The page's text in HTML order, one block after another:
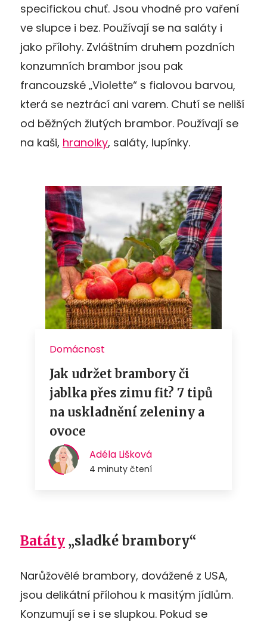
specifickou chuť. Jsou vhodné pro vaření
ve slupce i bez. Používají se na saláty i
jako přílohy. Zvláštním druhem pozdních
konzumních brambor jsou pak
francouzské „Violette“ s fialovou barvou,
která se neztrácí ani varem. Chutí se neliší
od běžných žlutých brambor. Používají se
na kaši, hranolky, saláty, lupínky.
Batáty „sladké brambory“
Narůžovělé brambory, dovážené z USA,
jsou delikátní přílohou k masitým jídlům.
Konzumují se i se slupkou. Pokud se